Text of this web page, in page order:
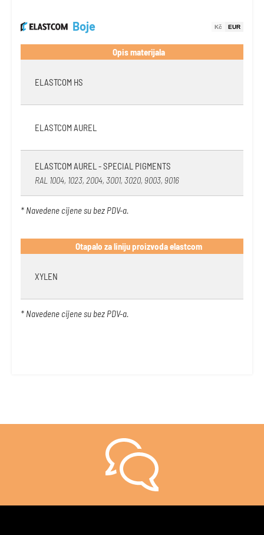
Boje
Opis materijala
ELASTCOM HS
ELASTCOM AUREL
ELASTCOM AUREL - SPECIAL PIGMENTS
RAL 1004, 1023, 2004, 3001, 3020, 9003, 9016
* Navedene cijene su bez PDV-a.
Otapalo za liniju proizvoda elastcom
XYLEN
* Navedene cijene su bez PDV-a.
Kč EUR